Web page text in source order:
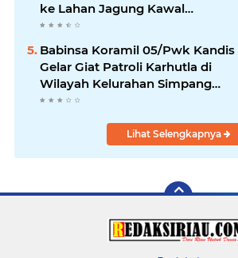
ke Lahan Jagung Kawal
Ketahanan Pangan
Babinsa Koramil 05/Pwk Kandis
Gelar Giat Patroli Karhutla di
Wilayah Kelurahan Simpang
Belutu
Lihat Selengkapnya